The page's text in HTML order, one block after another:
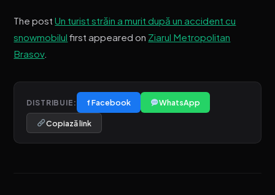
The postUn turist străin a murit după un accident cu
snowmobilul first appeared on Ziarul Metropolitan
Brasov.
DISTRIBUIE: f Facebook WhatsApp
Copiază link